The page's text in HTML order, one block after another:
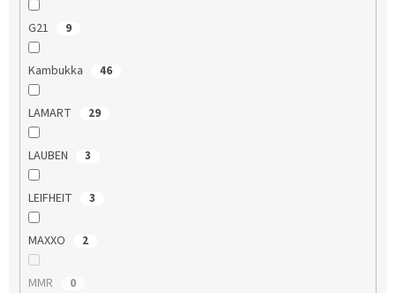
G21 9
Kambukka 46
LAMART 29
LAUBEN 3
LEIFHEIT 3
MAXXO 2
MMR 0